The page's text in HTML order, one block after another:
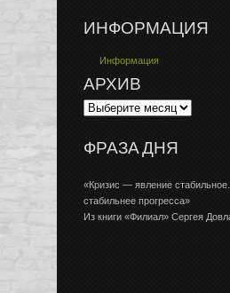
ИНФОРМАЦИЯ
Информация
АРХИВ
ФРАЗА ДНЯ
«Кризис — явление
стабильнее прогресса»
Из книги «Филиал» Сергея